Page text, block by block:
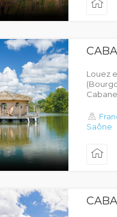
Louez
Saône